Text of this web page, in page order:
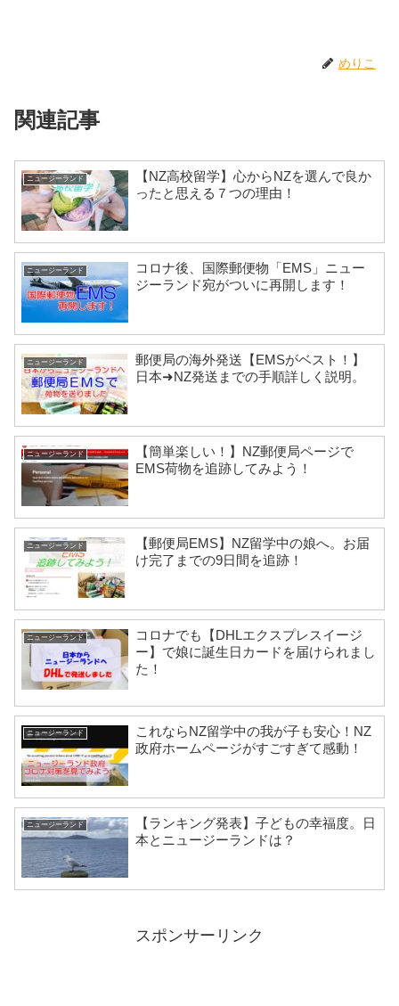
めりこ
関連記事
ニュージーランド
【NZ高校留学】心からNZを選んで良か
ったと思える７つの理由！
ニュージーランド
コロナ後、国際郵便物「EMS」ニュー
ジーランド宛がついに再開します！
ニュージーランド
郵便局の海外発送【EMSがベスト！】
日本➜NZ発送までの手順詳しく説明。
ニュージーランド
【簡単楽しい！】NZ郵便局ページで
EMS荷物を追跡してみよう！
ニュージーランド
【郵便局EMS】NZ留学中の娘へ。お届
け完了までの9日間を追跡！
ニュージーランド
コロナでも【DHLエクスプレスイージ
ー】で娘に誕生日カードを届けられまし
た！
ニュージーランド
これならNZ留学中の我が子も安心！NZ
政府ホームページがすごすぎて感動！
ニュージーランド
【ランキング発表】子どもの幸福度。日
本とニュージーランドは？
スポンサーリンク